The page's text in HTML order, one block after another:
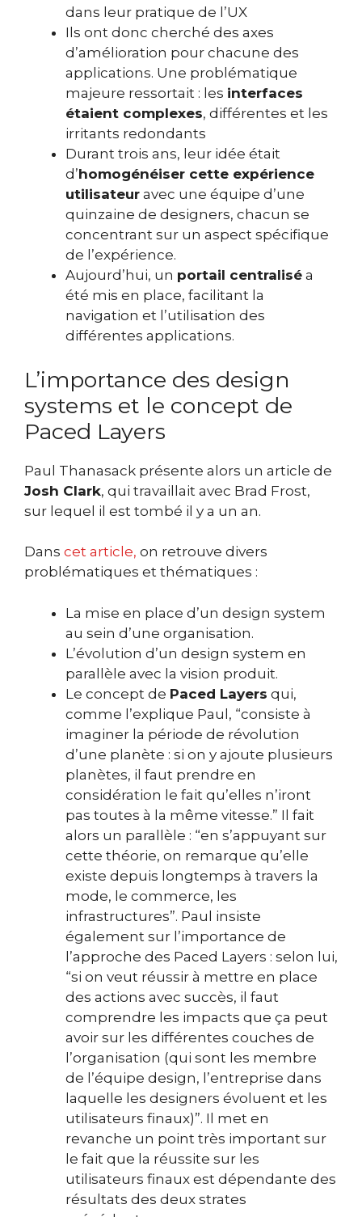
dans leur pratique de l’UX
Ils ont donc cherché des axes
d’amélioration pour chacune des
applications. Une problématique
majeure ressortait : les interfaces
étaient complexes, différentes et les
irritants redondants
Durant trois ans, leur idée était
d’homogénéiser cette expérience
utilisateur avec une équipe d’une
quinzaine de designers, chacun se
concentrant sur un aspect spécifique
de l’expérience.
Aujourd’hui, un portail centralisé a
été mis en place, facilitant la
navigation et l’utilisation des
différentes applications.
L’importance des design
systems et le concept de
Paced Layers
Paul Thanasack présente alors un article de
Josh Clark, qui travaillait avec Brad Frost,
sur lequel il est tombé il y a un an.
Dans cet article, on retrouve divers
problématiques et thématiques :
La mise en place d’un design system
au sein d’une organisation.
L’évolution d’un design system en
parallèle avec la vision produit.
Le concept de Paced Layers qui,
comme l’explique Paul, “consiste à
imaginer la période de révolution
d’une planète : si on y ajoute plusieurs
planètes, il faut prendre en
considération le fait qu’elles n’iront
pas toutes à la même vitesse.” Il fait
alors un parallèle : “en s’appuyant sur
cette théorie, on remarque qu’elle
existe depuis longtemps à travers la
mode, le commerce, les
infrastructures”. Paul insiste
également sur l’importance de
l’approche des Paced Layers : selon lui,
“si on veut réussir à mettre en place
des actions avec succès, il faut
comprendre les impacts que ça peut
avoir sur les différentes couches de
l’organisation (qui sont les membre
de l’équipe design, l’entreprise dans
laquelle les designers évoluent et les
utilisateurs finaux)”. Il met en
revanche un point très important sur
le fait que la réussite sur les
utilisateurs finaux est dépendante des
résultats des deux strates